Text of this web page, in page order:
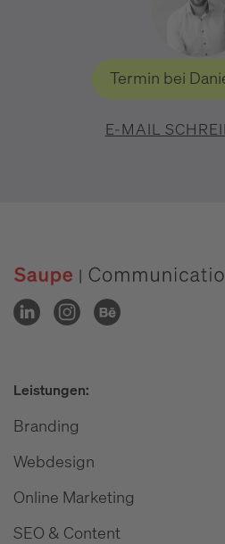
Termin bei
E-MAIL
Leistungen:
Branding
Webdesign
Online Marketing
SEO & Content